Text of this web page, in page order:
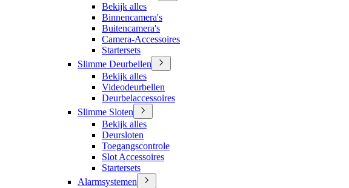
Bekijk alles
Binnencamera's
Buitencamera's
Camera-Accessoires
Startersets
Slimme Deurbellen
Bekijk alles
Videodeurbellen
Deurbelaccessoires
Slimme Sloten
Bekijk alles
Deursloten
Toegangscontrole
Slot Accessoires
Startersets
Alarmsystemen